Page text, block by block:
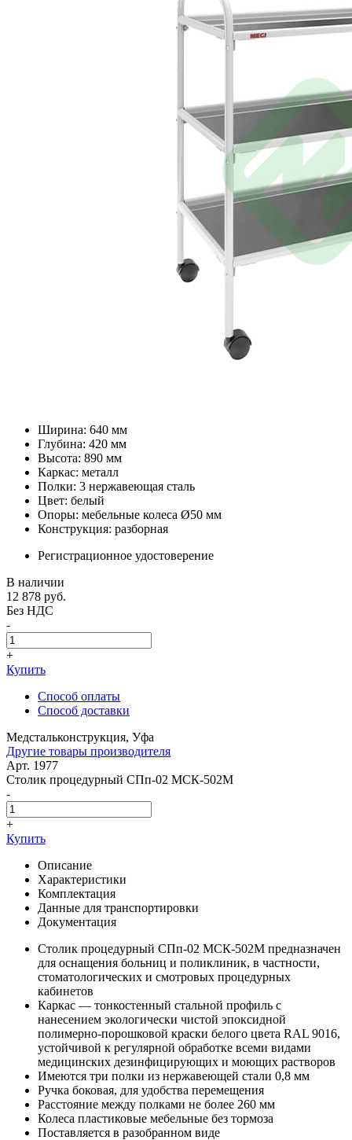
Ширина: 640 мм
Глубина: 420 мм
Высота: 890 мм
Каркас: металл
Полки: 3 нержавеющая сталь
Цвет: белый
Опоры: мебельные колеса Ø50 мм
Конструкция: разборная
Регистрационное удостоверение
В наличии
12 878 руб.
Без НДС
-
+
Купить
Способ оплаты
Способ доставки
Медстальконструкция, Уфа
Другие товары производителя
Арт. 1977
Столик процедурный СПп-02 МСК-502М
-
+
Купить
Описание
Характеристики
Комплектация
Данные для транспортировки
Документация
Столик процедурный СПп-02 МСК-502М предназначен
для оснащения больниц и поликлиник, в частности,
стоматологических и смотровых процедурных
кабинетов
Каркас — тонкостенный стальной профиль с
нанесением экологически чистой эпоксидной
полимерно-порошковой краски белого цвета RAL 9016,
устойчивой к регулярной обработке всеми видами
медицинских дезинфицирующих и моющих растворов
Имеются три полки из нержавеющей стали 0,8 мм
Ручка боковая, для удобства перемещения
Расстояние между полками не более 260 мм
Колеса пластиковые мебельные без тормоза
Поставляется в разобранном виде